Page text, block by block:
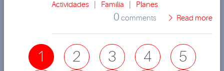
Actividades Familia Planes
0 comments Read more
1 2 3 4
5